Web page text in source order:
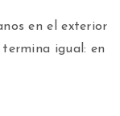
en el exterior
termina igual: en